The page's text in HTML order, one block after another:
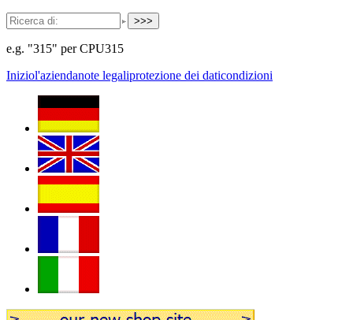
>>>
e.g. "315" per CPU315
Iniziol'aziendanote legaliprotezione dei daticondizioni